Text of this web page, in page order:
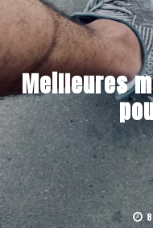
Meilleures
8